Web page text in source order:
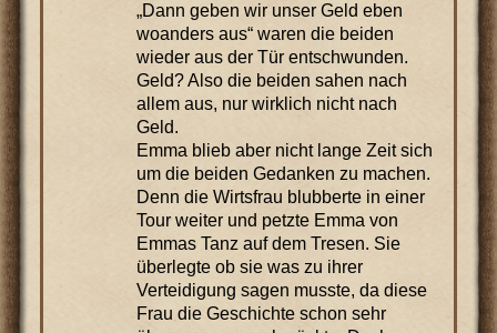
„Dann geben wir unser Geld eben
woanders aus“ waren die beiden
wieder aus der Tür entschwunden.
Geld? Also die beiden sahen nach
allem aus, nur wirklich nicht nach
Geld.
Emma blieb aber nicht lange Zeit sich
um die beiden Gedanken zu machen.
Denn die Wirtsfrau blubberte in einer
Tour weiter und petzte Emma von
Emmas Tanz auf dem Tresen. Sie
überlegte ob sie was zu ihrer
Verteidigung sagen musste, da diese
Frau die Geschichte schon sehr